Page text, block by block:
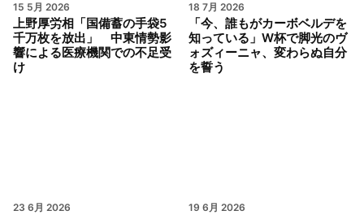
15 5月 2026
上野厚労相「国備蓄の手袋5
千万枚を放出」 中東情勢影
響による医療機関での不足受
け
18 7月 2026
「今、誰もがカーボベルデを
知っている」W杯で脚光のヴ
ォズィーニャ、変わらぬ自分
を誓う
23 6月 2026 19 6月 2026